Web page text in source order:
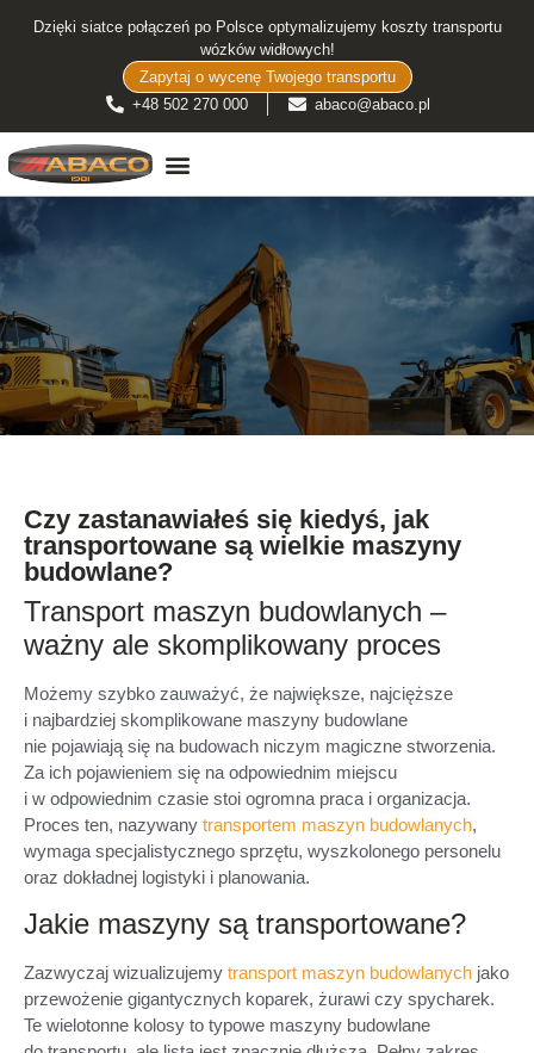
Dzięki siatce połączeń po Polsce optymalizujemy koszty transportu
wózków widłowych!
Zapytaj o wycenę Twojego transportu
+48 502 270 000
abaco@abaco.pl
Czy zastanawiałeś się kiedyś, jak
transportowane są wielkie maszyny
budowlane?
Transport maszyn budowlanych –
ważny ale skomplikowany proces
Możemy szybko zauważyć, że największe, najcięższe
i najbardziej skomplikowane maszyny budowlane
nie pojawiają się na budowach niczym magiczne stworzenia.
Za ich pojawieniem się na odpowiednim miejscu
i w odpowiednim czasie stoi ogromna praca i organizacja.
Proces ten, nazywany transportem maszyn budowlanych,
wymaga specjalistycznego sprzętu, wyszkolonego personelu
oraz dokładnej logistyki i planowania.
Jakie maszyny są transportowane?
Zazwyczaj wizualizujemy transport maszyn budowlanych jako
przewożenie gigantycznych koparek, żurawi czy spycharek.
Te wielotonne kolosy to typowe maszyny budowlane